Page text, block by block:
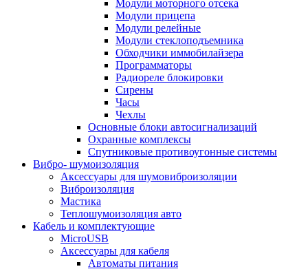
Модули моторного отсека
Модули прицепа
Модули релейные
Модули стеклоподъемника
Обходчики иммобилайзера
Программаторы
Радиореле блокировки
Сирены
Часы
Чехлы
Основные блоки автосигнализаций
Охранные комплексы
Спутниковые противоугонные системы
Вибро- шумоизоляция
Аксессуары для шумовиброизоляции
Виброизоляция
Мастика
Теплошумоизоляция авто
Кабель и комплектующие
MicroUSB
Аксессуары для кабеля
Автоматы питания